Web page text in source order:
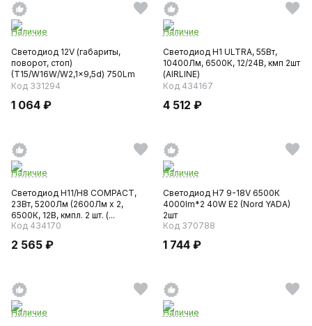
Наличие
Светодиод 12V (габариты,
поворот, стоп)
(T15/W16W/W2,1x9,5d) 750Lm
CAN TR1530...
Код 331294
1 064 ₽
Наличие
Светодиод H1 ULTRA, 55Вт,
10400Лм, 6500К, 12/24В, кмп 2шт
(AIRLINE)
Код 434167
4 512 ₽
Наличие
Светодиод H11/H8 COMPACT,
23Вт, 5200Лм (2600Лм x 2,
6500К, 12В, кмпл. 2 шт. (...
Код 434170
2 565 ₽
Наличие
Светодиод H7 9-18V 6500К
4000lm*2 40W E2 (Nord YADA)
2шт
Код 370788
1 744 ₽
Наличие
Наличие